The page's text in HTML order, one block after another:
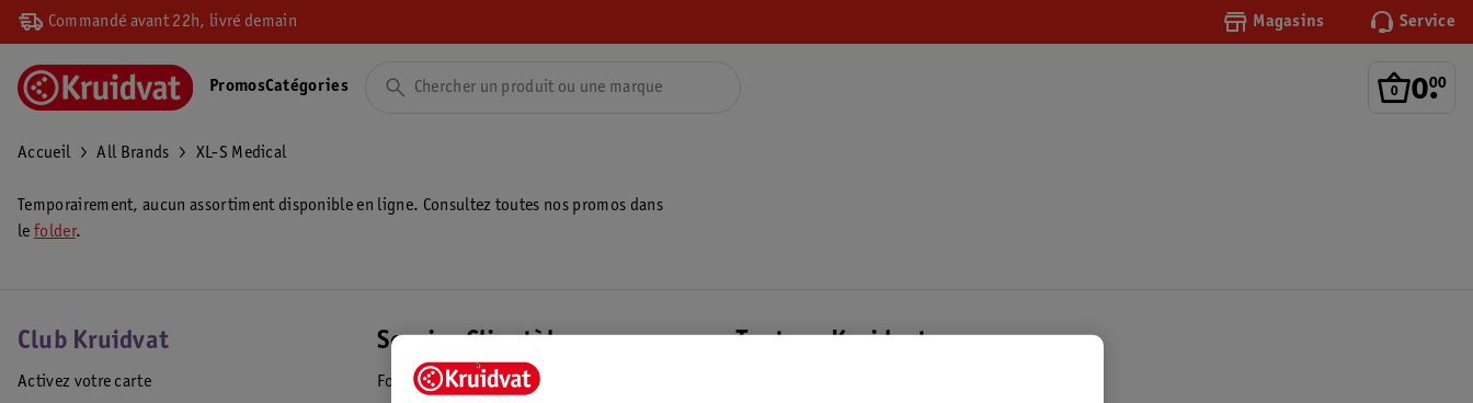
Commandé avant 22h, livré demain Magasins Service
0.
00
PromosCatégories
Accueil All Brands XL-S Medical
Temporairement, aucun assortiment disponible en ligne. Consultez toutes nos promos dans
le folder.
Club Kruidvat
Activez votre carte
Service Clientèle
Foire aux questions
Tout sur Kruidvat